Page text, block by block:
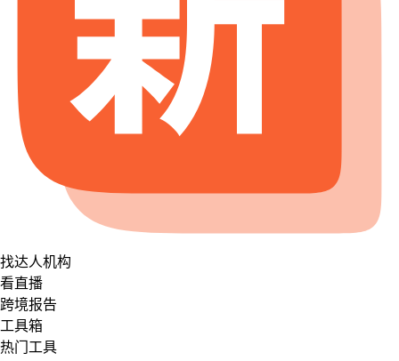
找达人机构
看直播
跨境报告
工具箱
热门工具